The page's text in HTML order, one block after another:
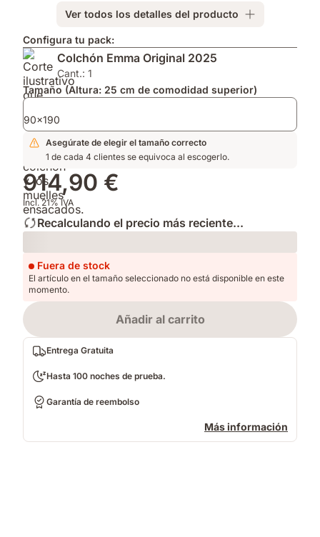
Consumidor
2025.
en
firmeza
y
altura
para
adaptarse
a
tu
postura.
Impermeable
y
Edredón
Emma
de
Primavera
y
Otoño.
Ver todos los detalles del producto
Configura tu pack:
Colchón Emma Original 2025
Cant.: 1
Tamaño (Altura: 25 cm de comodidad superior)
90x190
Asegúrate de elegir el tamaño correcto
1 de cada 4 clientes se equivoca al escogerlo.
914,90 €
Incl. 21% IVA
Recalculando el precio más reciente...
Loading
Fuera de stock
El artículo en el tamaño seleccionado no está disponible en este
momento.
Añadir al carrito
Entrega Gratuita
Hasta 100 noches de prueba.
Garantía de reembolso
Más información